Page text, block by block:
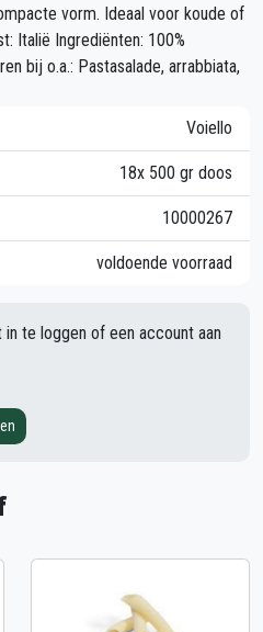
vorm. Ideaal voor koude of
Italië Ingrediënten: 100%
bij o.a.: Pastasalade, arrabbiata,
Voiello
18x 500 gr doos
10000267
voldoende voorraad
te loggen of een account aan